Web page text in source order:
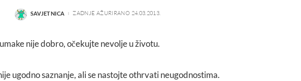
POSTED
SAVJETNICA ZADNJE AŽURIRANO 24.03.2013.
nije dobro, očekujte nevolje u životu.
ugodno saznanje, ali se nastojte othrvati neugodnostima.